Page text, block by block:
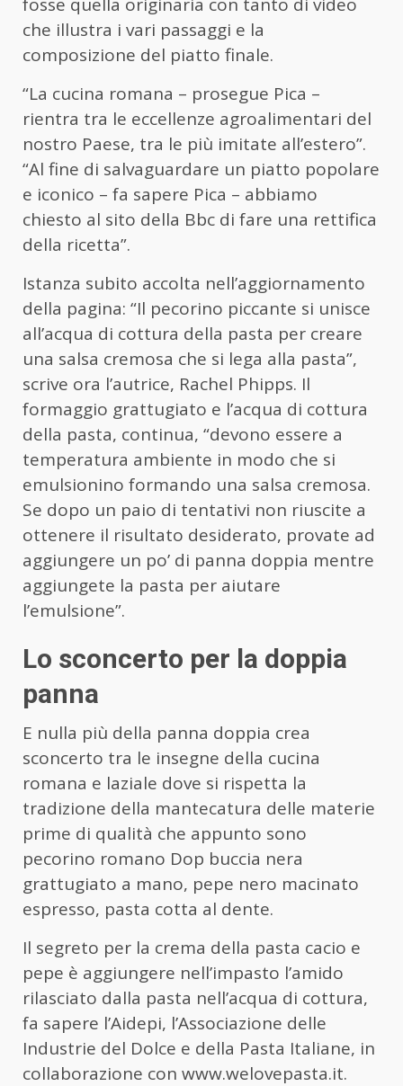
che illustra i vari passaggi e la
composizione del piatto finale.
“La cucina romana – prosegue Pica –
rientra tra le eccellenze agroalimentari del
nostro Paese, tra le più imitate all’estero”.
“Al fine di salvaguardare un piatto popolare
e iconico – fa sapere Pica – abbiamo
chiesto al sito della Bbc di fare una rettifica
della ricetta”.
Istanza subito accolta nell’aggiornamento
della pagina: “Il pecorino piccante si unisce
all’acqua di cottura della pasta per creare
una salsa cremosa che si lega alla pasta”,
scrive ora l’autrice, Rachel Phipps. Il
formaggio grattugiato e l’acqua di cottura
della pasta, continua, “devono essere a
temperatura ambiente in modo che si
emulsionino formando una salsa cremosa.
Se dopo un paio di tentativi non riuscite a
ottenere il risultato desiderato, provate ad
aggiungere un po’ di panna doppia mentre
aggiungete la pasta per aiutare
l’emulsione”.
Lo sconcerto per la doppia
panna
E nulla più della panna doppia crea
sconcerto tra le insegne della cucina
romana e laziale dove si rispetta la
tradizione della mantecatura delle materie
prime di qualità che appunto sono
pecorino romano Dop buccia nera
grattugiato a mano, pepe nero macinato
espresso, pasta cotta al dente.
Il segreto per la crema della pasta cacio e
pepe è aggiungere nell’impasto l’amido
rilasciato dalla pasta nell’acqua di cottura,
fa sapere l’Aidepi, l’Associazione delle
Industrie del Dolce e della Pasta Italiane, in
collaborazione con www.welovepasta.it.